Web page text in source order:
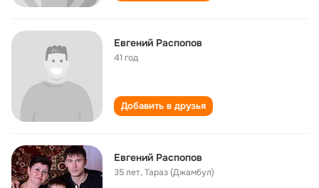
Евгений Распопов
41 год
Добавить в друзья
Евгений Распопов
35 лет,Тараз (Джамбул)